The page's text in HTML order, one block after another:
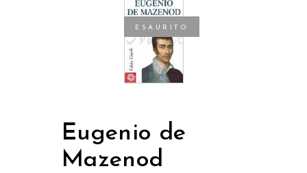
ESAURITO
Eugenio de
Mazenod